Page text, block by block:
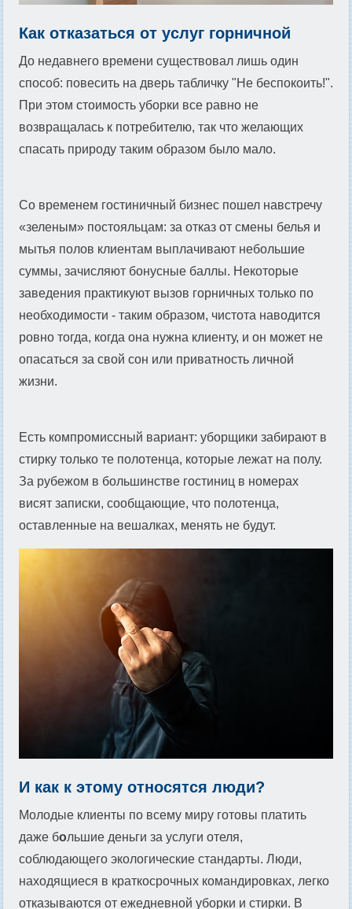
Как отказаться от услуг горничной
До недавнего времени существовал лишь один
способ: повесить на дверь табличку "Не беспокоить!".
При этом стоимость уборки все равно не
возвращалась к потребителю, так что желающих
спасать природу таким образом было мало.
Со временем гостиничный бизнес пошел навстречу
«зеленым» постояльцам: за отказ от смены белья и
мытья полов клиентам выплачивают небольшие
суммы, зачисляют бонусные баллы. Некоторые
заведения практикуют вызов горничных только по
необходимости - таким образом, чистота наводится
ровно тогда, когда она нужна клиенту, и он может не
опасаться за свой сон или приватность личной
жизни.
Есть компромиссный вариант: уборщики забирают в
стирку только те полотенца, которые лежат на полу.
За рубежом в большинстве гостиниц в номерах
висят записки, сообщающие, что полотенца,
оставленные на вешалках, менять не будут.
И как к этому относятся люди?
Молодые клиенты по всему миру готовы платить
даже большие деньги за услуги отеля,
соблюдающего экологические стандарты. Люди,
находящиеся в краткосрочных командировках, легко
отказываются от ежедневной уборки и стирки. В